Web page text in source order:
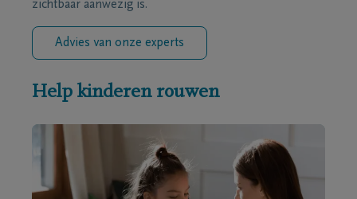
zichtbaar aanwezig is.
Advies van onze experts
Help kinderen rouwen